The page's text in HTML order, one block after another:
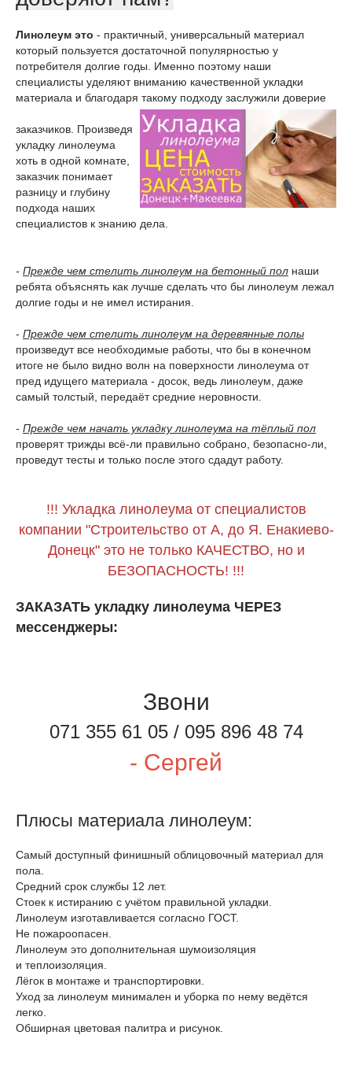
Линолеум это - практичный, универсальный материал
который пользуется достаточной популярностью у
потребителя долгие годы. Именно поэтому наши
специалисты уделяют вниманию качественной укладки
материала и благодаря такому подходу заслужили доверие
заказчиков. Произведя
укладку линолеума
хоть в одной комнате,
заказчик понимает
разницу и глубину
подхода наших
специалистов к знанию дела.
- Прежде чем стелить линолеум на бетонный пол наши
ребята объяснять как лучше сделать что бы линолеум лежал
долгие годы и не имел истирания.
- Прежде чем стелить линолеум на деревянные полы
произведут все необходимые работы, что бы в конечном
итоге не было видно волн на поверхности линолеума от
пред идущего материала - досок, ведь линолеум, даже
самый толстый, передаёт средние неровности.
- Прежде чем начать укладку линолеума на тёплый пол
проверят трижды всё-ли правильно собрано, безопасно-ли,
проведут тесты и только после этого сдадут работу.
!!! Укладка линолеума от специалистов
компании "Строительство от А, до Я. Енакиево-
Донецк" это не только КАЧЕСТВО, но и
БЕЗОПАСНОСТЬ! !!!
ЗАКАЗАТЬ укладку линолеума ЧЕРЕЗ
мессенджеры:
Звони
071 355 61 05 / 095 896 48 74
- Сергей
Плюсы материала линолеум:
Самый доступный финишный облицовочный материал для
пола.
Средний срок службы 12 лет.
Стоек к истиранию с учётом правильной укладки.
Линолеум изготавливается согласно ГОСТ.
Не пожароопасен.
Линолеум это дополнительная шумоизоляция
и теплоизоляция.
Лёгок в монтаже и транспортировки.
Уход за линолеум минимален и уборка по нему ведётся
легко.
Обширная цветовая палитра и рисунок.